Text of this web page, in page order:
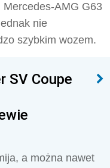
AMG G63
nie
szybkim wozem.
SV Coupe
a można nawet